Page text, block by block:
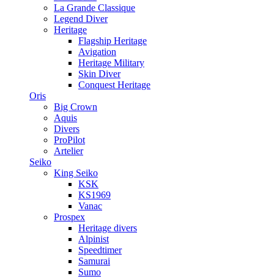
La Grande Classique
Legend Diver
Heritage
Flagship Heritage
Avigation
Heritage Military
Skin Diver
Conquest Heritage
Oris
Big Crown
Aquis
Divers
ProPilot
Artelier
Seiko
King Seiko
KSK
KS1969
Vanac
Prospex
Heritage divers
Alpinist
Speedtimer
Samurai
Sumo